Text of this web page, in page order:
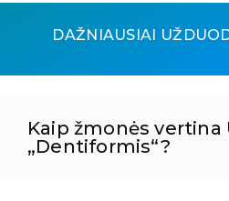
DAŽNIAUSIAI
Kaip žmonės vertina
„Dentiformis“?